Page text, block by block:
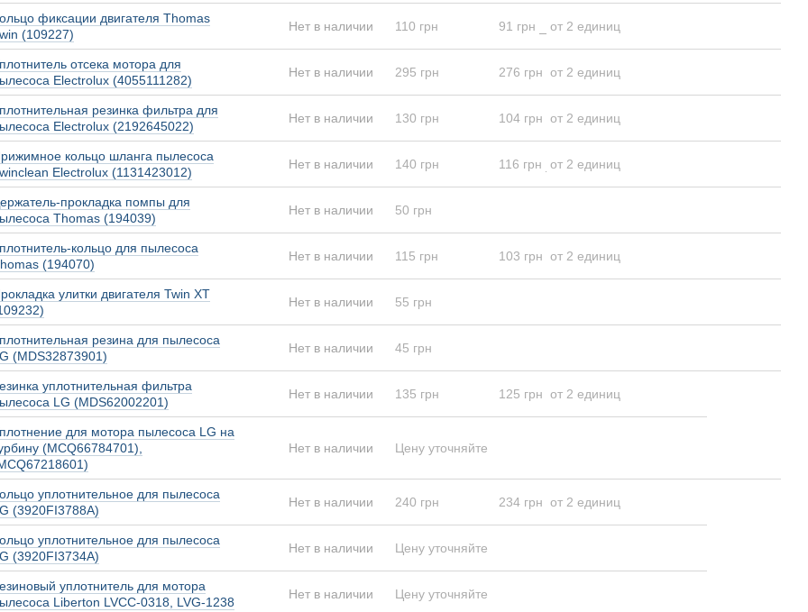
фиксации двигателя Thomas
(109227)
Нет в наличии 110 грн 91 грн от 2 единиц
отсека мотора для
Electrolux (4055111282)
Нет в наличии 295 грн 276 грн от 2 единиц
резинка фильтра для
Electrolux (2192645022)
Нет в наличии 130 грн 104 грн от 2 единиц
кольцо шланга пылесоса
Electrolux (1131423012)
Нет в наличии 140 грн 116 грн от 2 единиц
прокладка помпы для
Thomas (194039)
Нет в наличии 50 грн
кольцо для пылесоса
(194070)
Нет в наличии 115 грн 103 грн от 2 единиц
улитки двигателя Twin XT
Нет в наличии 55 грн
резина для пылесоса
(MDS32873901)
Нет в наличии 45 грн
уплотнительная фильтра
LG (MDS62002201)
Нет в наличии 135 грн 125 грн от 2 единиц
для мотора пылесоса LG на
(MCQ66784701),
Нет в наличии Цену уточняйте
уплотнительное для пылесоса
(3920FI3788A)
Нет в наличии 240 грн 234 грн от 2 единиц
уплотнительное для пылесоса
(3920FI3734A)
Нет в наличии Цену уточняйте
уплотнитель для мотора
Liberton LVCC-0318, LVG-1238
Нет в наличии Цену уточняйте